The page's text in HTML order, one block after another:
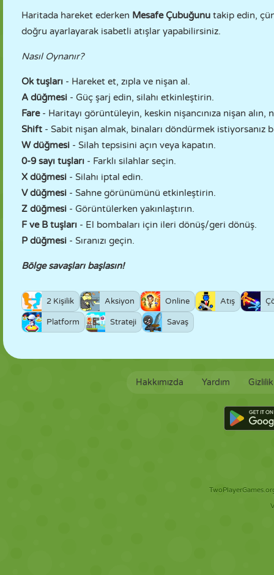
Haritada hareket ederken Mesafe Çubuğunu takip edin,
doğru ayarlayarak isabetli atışlar yapabilirsiniz.
Nasıl Oynanır?
Ok tuşları - Hareket et, zıpla ve nişan al.
A düğmesi - Güç şarj edin, silahı etkinleştirin.
Fare - Haritayı görüntüleyin, keskin nişancınıza nişan alın,
Shift - Sabit nişan almak, binaları döndürmek istiyorsanız
W düğmesi - Silah tepsisini açın veya kapatın.
0-9 sayı tuşları - Farklı silahlar seçin.
X düğmesi - Silahı iptal edin.
V düğmesi - Sahne görünümünü etkinleştirin.
Z düğmesi - Görüntülerken yakınlaştırın.
F ve B tuşları - El bombaları için ileri dönüş/geri dönüş.
P düğmesi - Sıranızı geçin.
Bölge savaşları başlasın!
2 Kişilik Aksiyon Online Atış
Platform Strateji Savaş
Hakkımızda Yardım